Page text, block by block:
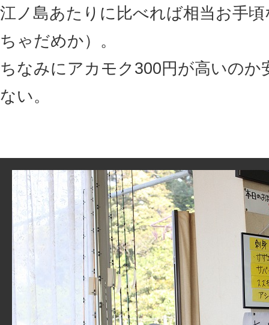
江ノ島あたりに比べれば相当お手
ちゃだめか）。
ちなみにアカモク300円が高いのか
ない。